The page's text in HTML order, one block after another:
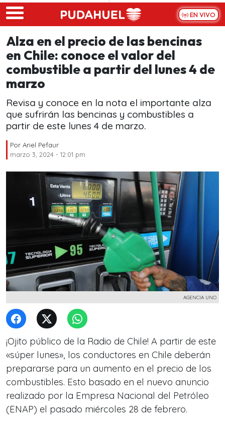
Skip to main content
EN VIVO
Alza en el precio de las bencinas
en Chile: conoce el valor del
combustible a partir del lunes 4 de
marzo
Revisa y conoce en la nota el importante alza
que sufrirán las bencinas y combustibles a
partir de este lunes 4 de marzo.
Por Ariel Pefaur
marzo 3, 2024 - 12:01 pm
AGENCIA UNO
¡Ojito público de la Radio de Chile! A partir de este
«súper lunes», los conductores en Chile deberán
prepararse para un aumento en el precio de los
combustibles. Esto basado en el nuevo anuncio
realizado por la Empresa Nacional del Petróleo
(ENAP) el pasado miércoles 28 de febrero.